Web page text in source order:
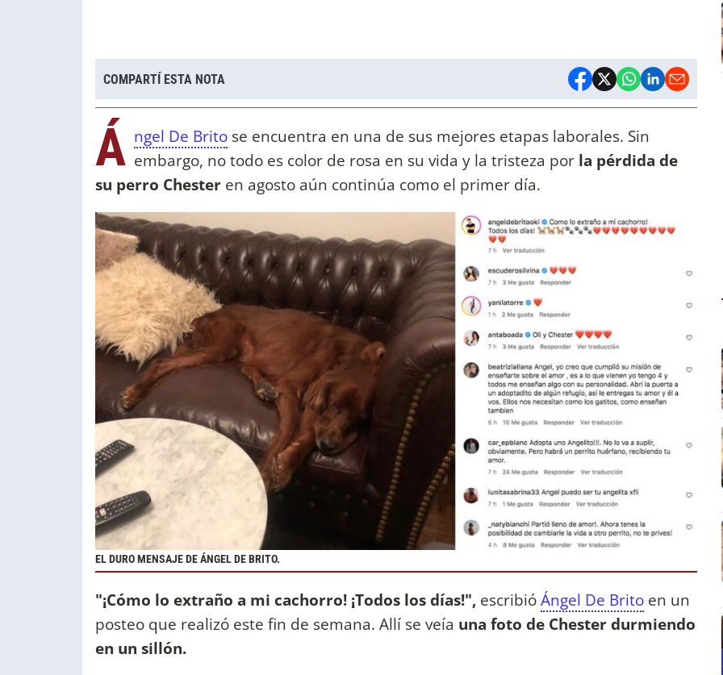
COMPARTÍ ESTA NOTA
Á ngel De Brito se encuentra en una de sus mejores etapas laborales. Sin
embargo, no todo es color de rosa en su vida y la tristeza por la pérdida de
su perro Chester en agosto aún continúa como el primer día.
EL DURO MENSAJE DE ÁNGEL DE BRITO.
"¡Cómo lo extraño a mi cachorro! ¡Todos los días!", escribióÁngel De Brito en un
posteo que realizó este fin de semana. Allí se veía una foto de Chester durmiendo
en un sillón.